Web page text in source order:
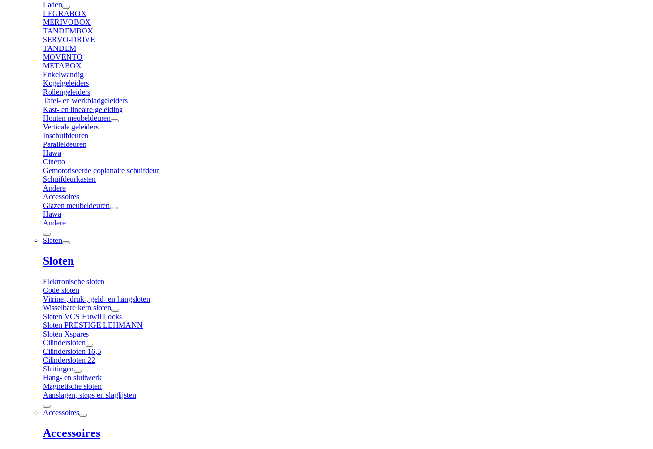
Laden
LEGRABOX
MERIVOBOX
TANDEMBOX
SERVO-DRIVE
TANDEM
MOVENTO
METABOX
Enkelwandig
Kogelgeleiders
Rollengeleiders
Tafel- en werkbladgeleiders
Kast- en lineaire geleiding
Houten meubeldeuren
Verticale geleiders
Inschuifdeuren
Paralleldeuren
Hawa
Cinetto
Gemotoriseerde coplanaire schuifdeur
Schuifdeurkasten
Andere
Accessoires
Glazen meubeldeuren
Hawa
Andere
Sloten
Sloten
Elektronische sloten
Code sloten
Vitrine-, druk-, geld- en hangsloten
Wisselbare kern sloten
Sloten VCS Huwil Locks
Sloten PRESTIGE LEHMANN
Sloten Xspares
Cilindersloten
Cilindersloten 16,5
Cilindersloten 22
Sluitingen
Hang- en sluitwerk
Magnetische sloten
Aanslagen, stops en slaglijsten
Accessoires
Accessoires